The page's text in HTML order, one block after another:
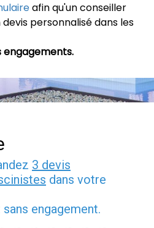
afin qu'un conseiller
personnalisé dans les
engagements.
3 devis
dans votre
engagement.